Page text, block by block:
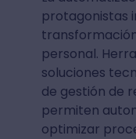
protagonistas
personal.
soluciones
de gestión de
permiten
optimizar